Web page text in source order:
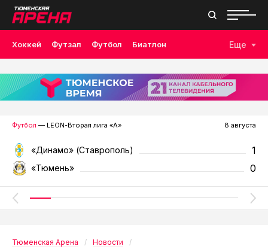
Хоккей Футзал Футбол Биатлон
Лыжные гонки Волейбол Плавание Дзюдо
Скалолазание Велоспорт Бокс
Еще
Футбол — LEON-Вторая лига «А» 8 августа
«Динамо» (Ставрополь) 1
«Тюмень» 0
Тюменская Арена Новости